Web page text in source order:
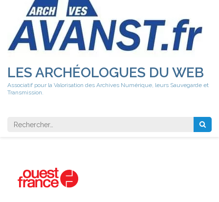
LES ARCHÉOLOGUES DU WEB
Associatif pour la Valorisation des Archives Numérique, leurs Sauvegarde et
Transmission.
Rechercher